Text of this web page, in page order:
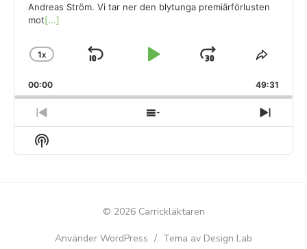
Andreas Ström. Vi tar ner den blytunga premiärförlusten
mot[...]
CHANGE
RATE
1X
SKIP
PLAY JUMP
FORWARD
SHARE
00:00 49:31
PREVIOUS
EPISODE
SHOW
EPISODES
NEXT
Show
Podcast
© 2026 Carrickläktaren
Använder WordPress / Tema av Design Lab